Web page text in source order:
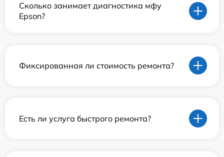
Сколько занимает диагностика мфу
Epson?
Фиксированная ли стоимость ремонта?
Есть ли услуга быстрого ремонта?